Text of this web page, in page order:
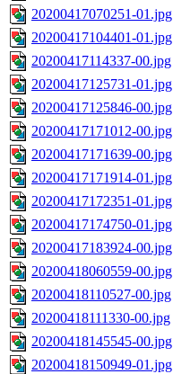
20200417070251-01.jpg
20200417104401-01.jpg
20200417114337-00.jpg
20200417125731-01.jpg
20200417125846-00.jpg
20200417171012-00.jpg
20200417171639-00.jpg
20200417171914-01.jpg
20200417172351-01.jpg
20200417174750-01.jpg
20200417183924-00.jpg
20200418060559-00.jpg
20200418110527-00.jpg
20200418111330-00.jpg
20200418145545-00.jpg
20200418150949-01.jpg